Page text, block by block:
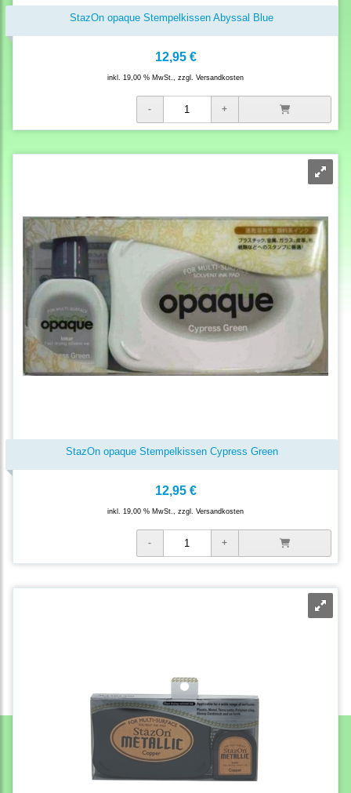
StazOn opaque Stempelkissen Abyssal Blue
12,95 €
inkl. 19,00 % MwSt., zzgl. Versandkosten
StazOn opaque Stempelkissen Cypress Green
12,95 €
inkl. 19,00 % MwSt., zzgl. Versandkosten